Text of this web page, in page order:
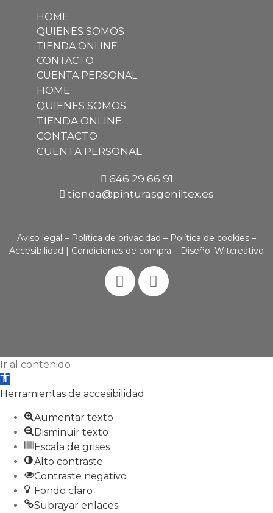
HOME
QUIENES SOMOS
TIENDA ONLINE
CONTACTO
CUENTA PERSONAL
HOME
QUIENES SOMOS
TIENDA ONLINE
CONTACTO
CUENTA PERSONAL
646 29 66 91
tienda@pinturasgeniltex.es
Aviso legal – Política de privacidad – Política de cookies –
Accesibilidad | Condiciones de compra – Diseño: Witcreativo
Ir al contenido
Abrir
barra
herramientas
Herramientas de accesibilidad
Aumentar texto
Disminuir texto
Escala de grises
Alto contraste
Contraste negativo
Fondo claro
Subrayar enlaces